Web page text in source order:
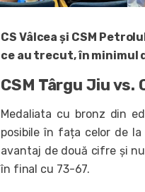
CS Vâlcea și CSM
ce au trecut, în minimul
CSM Târgu Jiu vs.
Medaliata cu bronz din
posibile în fața celor de
avantaj de două cifre și
în final cu 73-67.